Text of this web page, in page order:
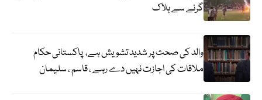
گرنے سے ہلاک
والد کی صحت پر شدید تشویش ہے، پاکستانی حکام
ملاقات کی اجازت نہیں دے رہے ، قاسم ، سلیمان